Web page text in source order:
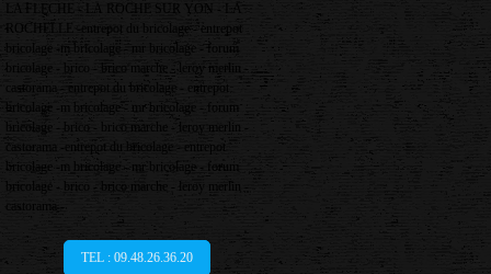
LA FLECHE - LA ROCHE SUR YON - LA
ROCHELLE -entrepot du bricolage - entrepot
bricolage -m bricolage - mr bricolage - forum
bricolage - brico - brico marche - leroy merlin -
castorama - entrepot du bricolage - entrepot
bricolage -m bricolage - mr bricolage - forum
bricolage - brico - brico marche - leroy merlin -
castorama -entrepot du bricolage - entrepot
bricolage -m bricolage - mr bricolage - forum
TEL : 09.48.26.36.20